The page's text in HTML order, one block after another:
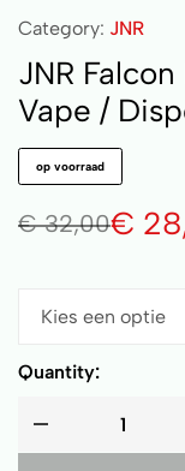
Category: JNR
JNR
Vape /
op voorraad
€32,00€
Quantity: